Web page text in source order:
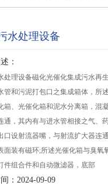
水处理设备
：
处理设备磁化光催化集成污水再
管和污泥打包口之集成箱体，所
箱、光催化箱和泥水分离箱，混
通，其内有与进水管相接之气、
口设射流器嘴，与射流扩大器连
面装有磁环;所述光催化箱与臭氧
件组合件和自动微滤器，底部
：2024-09-09